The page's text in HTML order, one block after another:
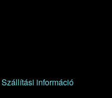
információ